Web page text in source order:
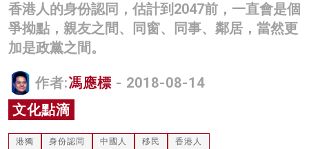
商業
科技
影片
名家榜
灼見活動
香港人的身份認同，估計到2047前，一直會是個
爭拗點，親友之間、同窗、同事、鄰居，當然更
加是政黨之間。
作者:馮應標 - 2018-08-14
文化點滴
港獨 身份認同 中國人 移民 香港人